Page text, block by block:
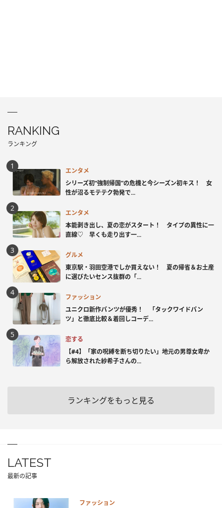
RANKING
ランキング
エンタメ
シリーズ初“強制帰国”の危機と今シーズン初キス！ 女
性が沼るモテテク勃発で...
エンタメ
本能剥き出し、夏の恋がスタート！ タイプの異性に一
直線♡ 早くも走り出す一...
グルメ
東京駅・羽田空港でしか買えない！ 夏の帰省＆お土産
に選びたいセンス抜群の「...
ファッション
ユニクロ新作パンツが優秀！ 「タックワイドパン
ツ」と徹底比較＆着回しコーデ...
恋する
【#4】「家の呪縛を断ち切りたい」地元の男尊女卑か
ら解放された紗希子さんの...
ランキングをもっと見る
LATEST
最新の記事
ファッション